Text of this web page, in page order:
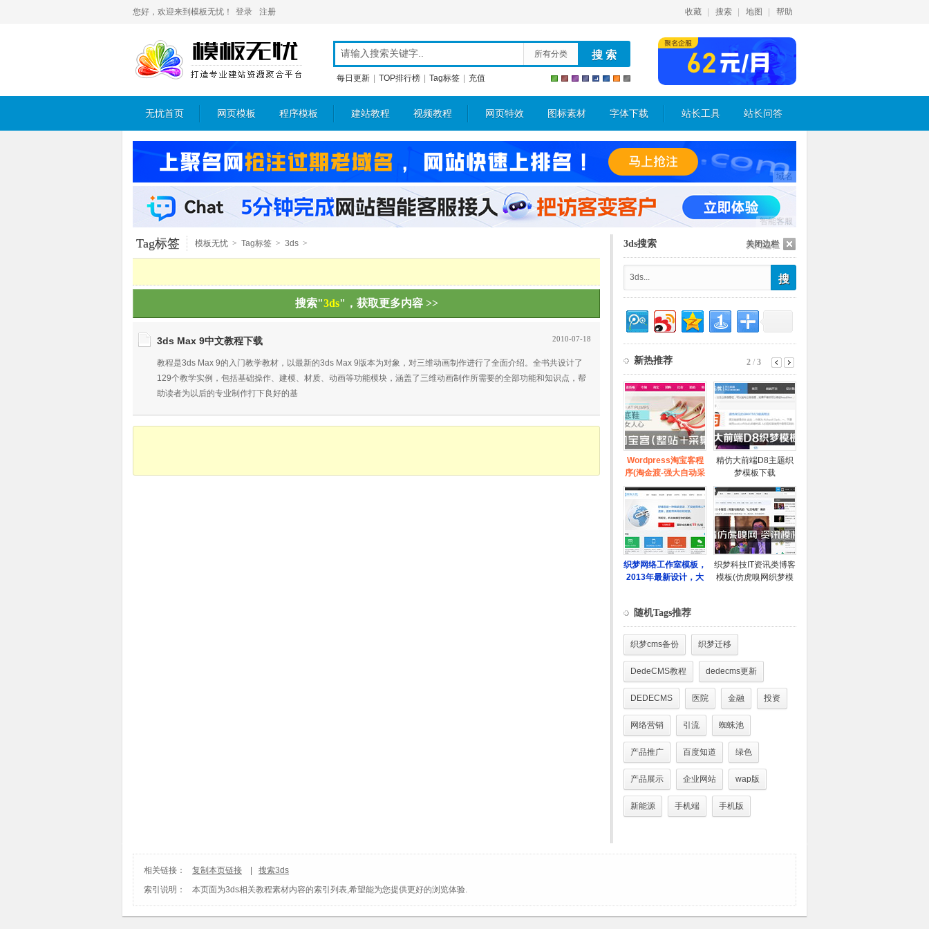
您好，欢迎来到模板无忧！ 登录 注册 收藏 搜索 地图 帮助
所有分类
每日更新 TOP排行榜 Tag标签 充值
无忧首页 网页模板 程序模板 建站教程 视频教程 网页特效 图标素材 字体下载 站长工具 站长问答
域名
智能客服
关闭边栏
Tag标签 模板无忧 > Tag标签 > 3ds >
搜索"3ds"，获取更多内容 >>
3ds Max 9中文教程下载 2010-07-18
教程是3ds Max 9的入门教学教材，以最新的3ds Max 9版本为对象，对三维动画制作进行了全面介绍。全书共设计了
129个教学实例，包括基础操作、建模、材质、动画等功能模块，涵盖了三维动画制作所需要的全部功能和知识点，帮
助读者为以后的专业制作打下良好的基
3ds搜索
随机Tags推荐
织梦cms备份 织梦迁移
DedeCMS教程 dedecms更新
DEDECMS 医院 金融 投资
网络营销 引流 蜘蛛池
产品推广 百度知道 绿色
产品展示 企业网站 wap版
新能源 手机端 手机版
相关链接： 复制本页链接
搜索3ds
索引说明：
本页面为3ds相关教程素材内容的索引列表,希望能为您提供更好的浏览体验.